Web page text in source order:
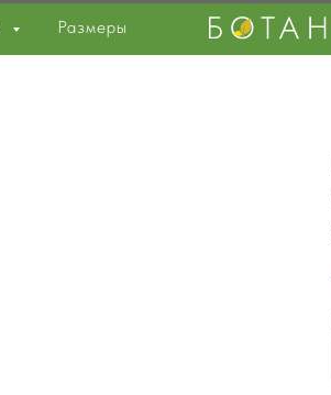
Размеры